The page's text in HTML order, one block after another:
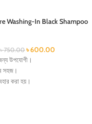
Washing-In Black Shampoo
৳750.00 ৳600.00
উপযোগী।
সহজ।
করা হয়।